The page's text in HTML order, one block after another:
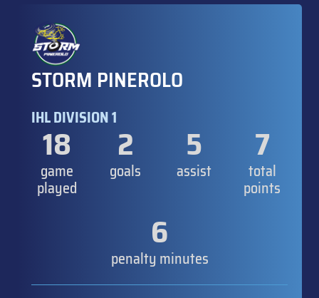
STORM PINEROLO
IHL DIVISION 1
18
game
played
2
goals
5
assist
7
total
points
6
penalty minutes